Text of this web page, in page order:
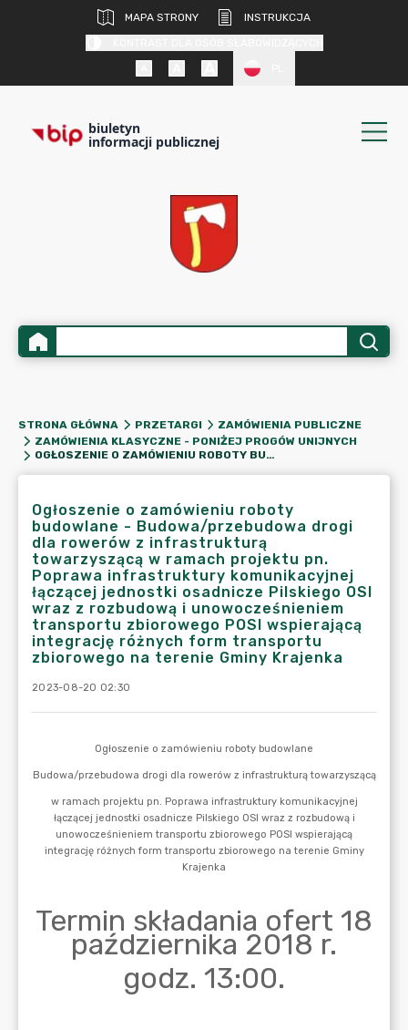
MAPA STRONY
INSTRUKCJA
biuletyn
informacji publicznej
STRONA GŁÓWNA PRZETARGI
ZAMÓWIENIA PUBLICZNE
ZAMÓWIENIA KLASYCZNE - PONIŻEJ PROGÓW UNIJNYCH
OGŁOSZENIE O ZAMÓWIENIU ROBOTY BUDOWLANE - BUDOWA/PRZEBUDOWA DROGI DLA ROWERÓW Z INFRASTRUKTURĄ TOWARZYSZĄCĄ W RAMACH PROJEKTU PN. POPRAWA INFRASTRUKTURY KOMUNIKACYJNEJ ŁĄCZĄCEJ JEDNOSTKI OSADNICZE PILSKIEGO OSI WRAZ Z ROZBUDOWĄ I UNOWOCZEŚNIENIEM TRANSPORTU ZBIOROWEGO POSI WSPIERAJĄCĄ INTEGRACJĘ RÓŻNYCH FORM TRANSPORTU ZBIOROWEGO NA TERENIE GMINY KRAJENKA
Ogłoszenie o zamówieniu roboty
budowlane - Budowa/przebudowa drogi
dla rowerów z infrastrukturą
towarzyszącą w ramach projektu pn.
Poprawa infrastruktury komunikacyjnej
łączącej jednostki osadnicze Pilskiego OSI
wraz z rozbudową i unowocześnieniem
transportu zbiorowego POSI wspierającą
integrację różnych form transportu
zbiorowego na terenie Gminy Krajenka
2023-08-20 02:30